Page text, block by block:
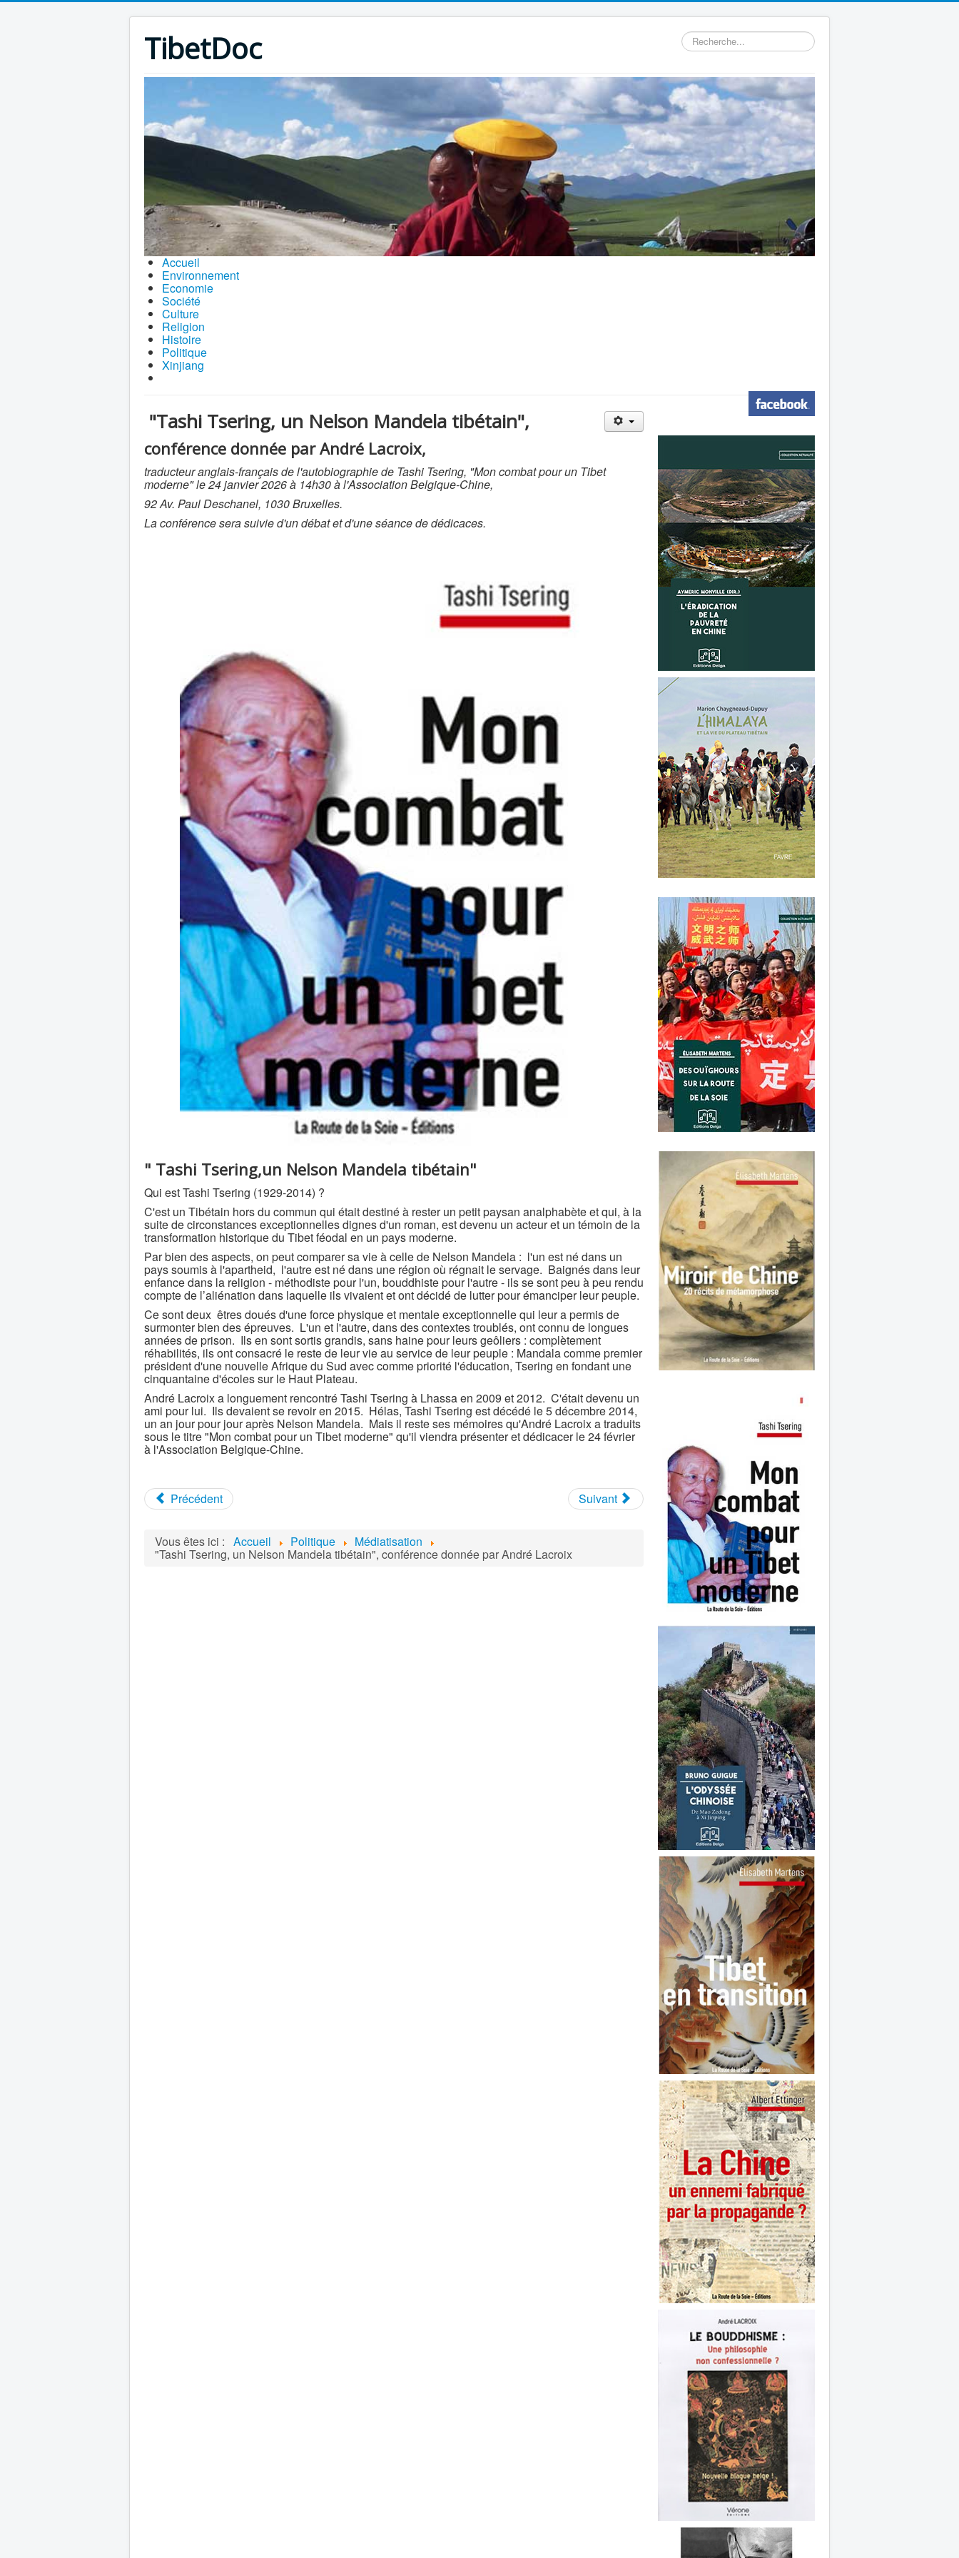
TibetDoc Rechercher
Accueil
Environnement
Economie
Société
Culture
Religion
Histoire
Politique
Xinjiang
"Tashi Tsering, un Nelson Mandela tibétain",
conférence donnée par André Lacroix,
traducteur anglais-français de l'autobiographie de Tashi Tsering, "Mon combat pour un Tibet
moderne" le 24 janvier 2026 à 14h30 à l'Association Belgique-Chine,
92 Av. Paul Deschanel, 1030 Bruxelles.
La conférence sera suivie d'un débat et d'une séance de dédicaces.
" Tashi Tsering,un Nelson Mandela tibétain"
Qui est Tashi Tsering (1929-2014) ?
C'est un Tibétain hors du commun qui était destiné à rester un petit paysan analphabète et qui, à la
suite de circonstances exceptionnelles dignes d'un roman, est devenu un acteur et un témoin de la
transformation historique du Tibet féodal en un pays moderne.
Par bien des aspects, on peut comparer sa vie à celle de Nelson Mandela : l'un est né dans un
pays soumis à l'apartheid, l'autre est né dans une région où régnait le servage. Baignés dans leur
enfance dans la religion - méthodiste pour l'un, bouddhiste pour l'autre - ils se sont peu à peu rendu
compte de l’aliénation dans laquelle ils vivaient et ont décidé de lutter pour émanciper leur peuple.
Ce sont deux êtres doués d'une force physique et mentale exceptionnelle qui leur a permis de
surmonter bien des épreuves. L'un et l'autre, dans des contextes troublés, ont connu de longues
années de prison. Ils en sont sortis grandis, sans haine pour leurs geôliers : complètement
réhabilités, ils ont consacré le reste de leur vie au service de leur peuple : Mandala comme premier
président d'une nouvelle Afrique du Sud avec comme priorité l'éducation, Tsering en fondant une
cinquantaine d'écoles sur le Haut Plateau.
André Lacroix a longuement rencontré Tashi Tsering à Lhassa en 2009 et 2012. C'était devenu un
ami pour lui. Ils devaient se revoir en 2015. Hélas, Tashi Tsering est décédé le 5 décembre 2014,
un an jour pour jour après Nelson Mandela. Mais il reste ses mémoires qu'André Lacroix a traduits
sous le titre "Mon combat pour un Tibet moderne" qu'il viendra présenter et dédicacer le 24 février
à l'Association Belgique-Chine.
Précédent Suivant
Vous êtes ici : Accueil Politique Médiatisation
"Tashi Tsering, un Nelson Mandela tibétain", conférence donnée par André Lacroix